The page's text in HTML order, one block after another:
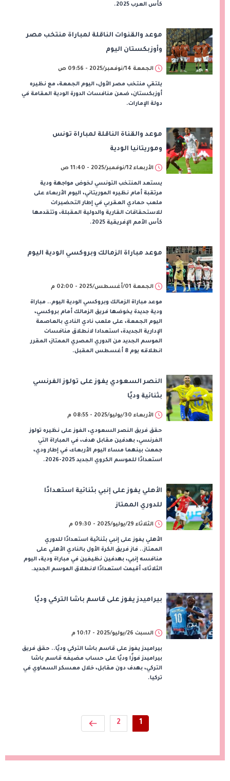
كأس العرب 2025.
موعد والقنوات الناقلة لمباراة منتخب مصر
وأوزبكستان اليوم
الجمعة 14/نوفمبر/2025 - 09:56 ص
يلتقي منتخب مصر الأول، اليوم الجمعة، مع نظيره
أوزبكستان، ضمن منافسات الدورة الودية المقامة في
دولة الإمارات.
موعد والقناة الناقلة لمباراة تونس
وموريتانيا الودية
الأربعاء 12/نوفمبر/2025 - 11:40 ص
يستعد المنتخب التونسي لخوض مواجهة ودية
مرتقبة أمام نظيره الموريتاني، اليوم الأربعاء على
ملعب حمادي العقربي في إطار التحضيرات
للاستحقاقات القارية والدولية المقبلة، وتتقدمها
كأس الأمم الإفريقية 2025.
موعد مباراة الزمالك وبروكسي الودية اليوم
الجمعة 01/أغسطس/2025 - 02:00 م
موعد مباراة الزمالك وبروكسي الودية اليوم.. مباراة
ودية جديدة يخوضها فريق الزمالك أمام بروكسي،
اليوم الجمعة، على ملعب نادي النادي بالعاصمة
الإدارية الجديدة، استعدادا لانطلاق منافسات
الموسم الجديد من الدوري المصري الممتاز، المقرر
انطلاقه يوم 8 أغسطس المقبل.
النصر السعودي يفوز على تولوز الفرنسي
بثنائية وديًا
الأربعاء 30/يوليو/2025 - 08:55 م
حقق فريق النصر السعودي، الفوز على نظيره تولوز
الفرنسي، بهدفين مقابل هدف، في المباراة التي
جمعت بينهما مساء اليوم الأربعاء، في إطار ودي،
استعدادًا للموسم الكروي الجديد 2025-2026.
الأهلي يفوز على إنبي بثنائية استعدادًا
للدوري الممتاز
الثلاثاء 29/يوليو/2025 - 09:30 م
الأهلي يفوز على إنبي بثنائية استعدادًا للدوري
الممتاز.. فاز فريق الكرة الأول بالنادي الأهلي على
منافسه إنبي، بهدفين نظيفين في مباراة ودية، اليوم
الثلاثاء، أقيمت استعدادًا لانطلاق الموسم الجديد.
بيراميدز يفوز على قاسم باشا التركي وديًا
السبت 26/يوليو/2025 - 10:17 م
بيراميدز يفوز على قاسم باشا التركي وديًا.. حقق فريق
بيراميدز فوزًا وديًا على حساب مضيفه قاسم باشا
التركي، بهدف دون مقابل، خلال معسكر السماوي في
تركيا.
1
2